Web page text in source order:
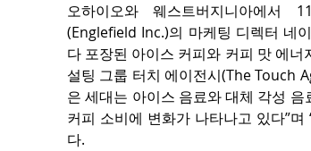
오하이오와 웨스트버지니아에서
(Englefield Inc.)의 마케팅 디렉터 네
다 포장된 아이스 커피와 커피 맛 에
설팅 그룹 터치 에이전시(The Touch
은 세대는 아이스 음료와 대체 각성
커피 소비에 변화가 나타나고 있다”
다.